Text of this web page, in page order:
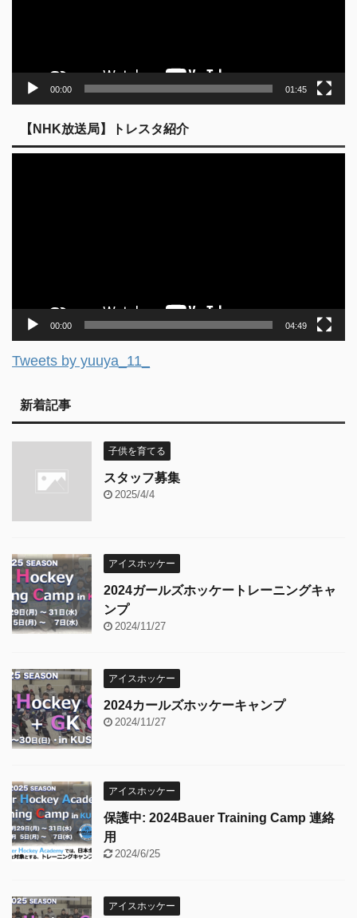
00:00 01:45
【NHK放送局】トレスタ紹介
00:00 04:49
Tweets by yuuya_11_
新着記事
子供を育てる
スタッフ募集
2025/4/4
アイスホッケー
2024ガールズホッケートレーニングキャ
ンプ
2024/11/27
アイスホッケー
2024カールズホッケーキャンプ
2024/11/27
アイスホッケー
保護中: 2024Bauer Training Camp 連絡
用
2024/6/25
アイスホッケー